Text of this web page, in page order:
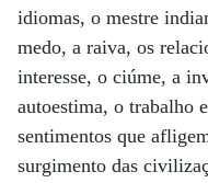
idiomas, o mestre
medo, a raiva, os
interesse, o ciúme, a
autoestima, o trabalho
sentimentos que
surgimento das